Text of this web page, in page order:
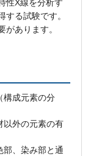
性X線を分析す
する試験です。
あります。
構成元素の分
以外の元素の有
部、染み部と通